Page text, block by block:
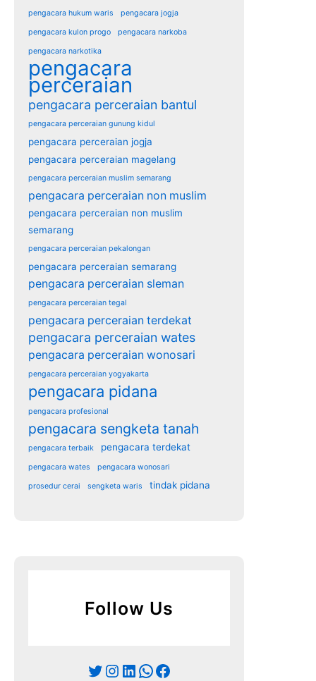
pengacara hukum waris pengacara jogja
pengacara kulon progo pengacara narkoba
pengacara narkotika
pengacara
perceraian
pengacara perceraian bantul
pengacara perceraian gunung kidul
pengacara perceraian jogja
pengacara perceraian magelang
pengacara perceraian muslim semarang
pengacara perceraian non muslim
pengacara perceraian non muslim
semarang
pengacara perceraian pekalongan
pengacara perceraian semarang
pengacara perceraian sleman
pengacara perceraian tegal
pengacara perceraian terdekat
pengacara perceraian wates
pengacara perceraian wonosari
pengacara perceraian yogyakarta
pengacara pidana
pengacara profesional
pengacara sengketa tanah
pengacara terbaik pengacara terdekat
pengacara wates pengacara wonosari
prosedur cerai sengketa waris tindak pidana
Follow Us
Twitter Instagram LinkedIn WhatsApp Facebook